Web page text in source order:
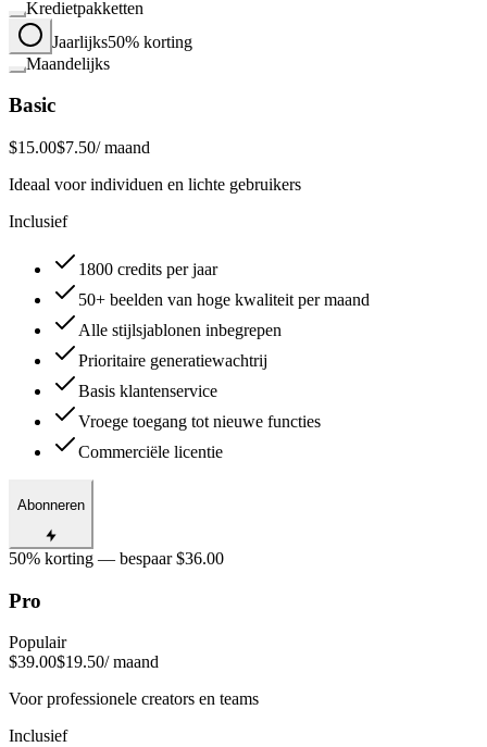
Kredietpakketten
Jaarlijks50% korting
Maandelijks
Basic
$15.00$7.50/ maand
Ideaal voor individuen en lichte gebruikers
Inclusief
1800 credits per jaar
50+ beelden van hoge kwaliteit per maand
Alle stijlsjablonen inbegrepen
Prioritaire generatiewachtrij
Basis klantenservice
Vroege toegang tot nieuwe functies
Commerciële licentie
Abonneren
50% korting — bespaar $36.00
Pro
Populair
$39.00$19.50/ maand
Voor professionele creators en teams
Inclusief